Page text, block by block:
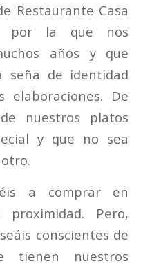
Restaurante Casa
por la que nos
años y que
seña de identidad
elaboraciones. De
nuestros platos
y que no sea
a comprar en
Pero,
conscientes de
tienen nuestros